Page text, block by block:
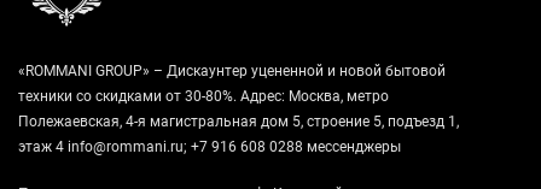
«ROMMANI GROUP» – Дискаунтер уцененной и новой бытовой
техники со скидками от 30-80%. Адрес: Москва, метро
Полежаевская, 4-я магистральная дом 5, строение 5, подъезд 1,
этаж 4 info@rommani.ru; +7 916 608 0288 мессенджеры